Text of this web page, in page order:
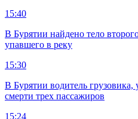
15:40
В Бурятии найдено тело
упавшего в реку
15:30
В Бурятии водитель грузовика,
смерти трех пассажиров
15:24